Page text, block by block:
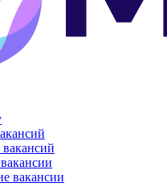
вакансии